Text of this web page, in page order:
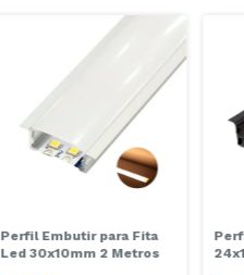
Perfil Embutir para Fita
Led 30x10mm 2 Metros